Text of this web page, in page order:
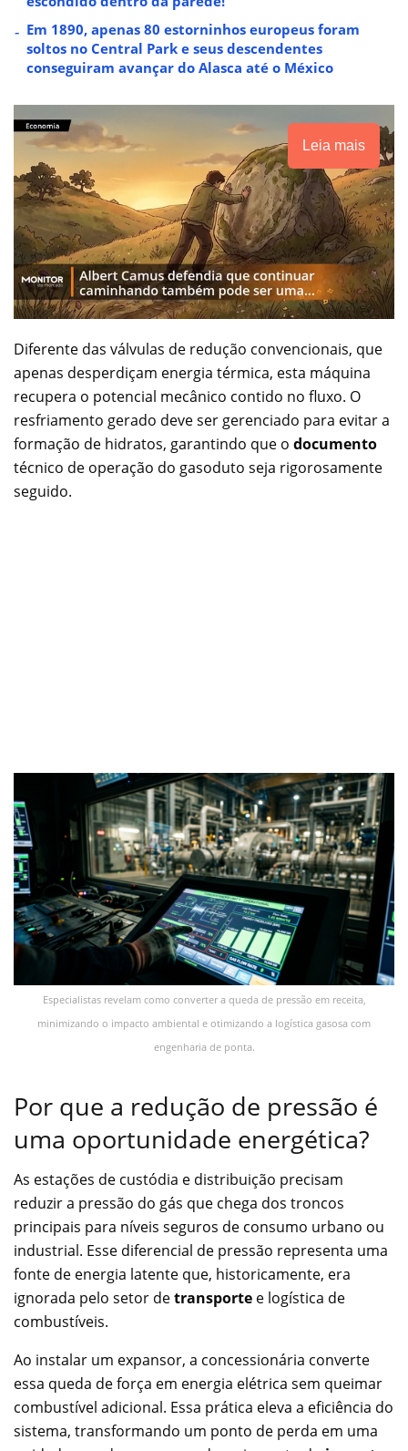
Em 1890, apenas 80 estorninhos europeus foram
soltos no Central Park e seus descendentes
conseguiram avançar do Alasca até o México
Leia mais
Diferente das válvulas de redução convencionais, que
apenas desperdiçam energia térmica, esta máquina
recupera o potencial mecânico contido no fluxo. O
resfriamento gerado deve ser gerenciado para evitar a
formação de hidratos, garantindo que o documento
técnico de operação do gasoduto seja rigorosamente
seguido.
Especialistas revelam como converter a queda de pressão em receita,
minimizando o impacto ambiental e otimizando a logística gasosa com
engenharia de ponta.
Por que a redução de pressão é
uma oportunidade energética?
As estações de custódia e distribuição precisam
reduzir a pressão do gás que chega dos troncos
principais para níveis seguros de consumo urbano ou
industrial. Esse diferencial de pressão representa uma
fonte de energia latente que, historicamente, era
ignorada pelo setor detransporte e logística de
combustíveis.
Ao instalar um expansor, a concessionária converte
essa queda de força em energia elétrica sem queimar
combustível adicional. Essa prática eleva a eficiência do
sistema, transformando um ponto de perda em uma